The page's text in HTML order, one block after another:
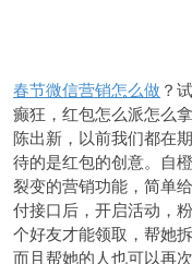
春节微信营销怎么做 ？
癫狂，红包怎么派怎么
陈出新，以前我们都在
待的是红包的创意。自
裂变的营销功能，简单
付接口后，开启活动，
个好友才能领取，帮她
而且帮她的人也可以再